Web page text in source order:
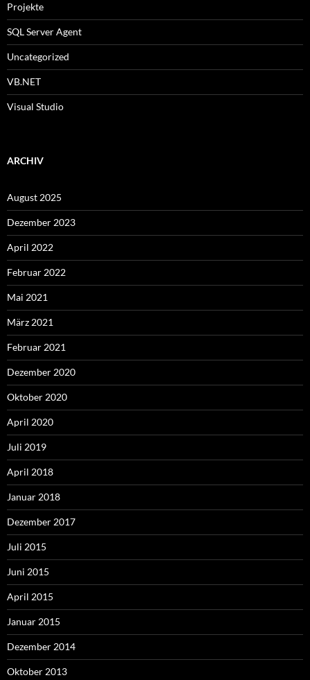
Projekte
SQL Server Agent
Uncategorized
VB.NET
Visual Studio
ARCHIV
August 2025
Dezember 2023
April 2022
Februar 2022
Mai 2021
März 2021
Februar 2021
Dezember 2020
Oktober 2020
April 2020
Juli 2019
April 2018
Januar 2018
Dezember 2017
Juli 2015
Juni 2015
April 2015
Januar 2015
Dezember 2014
Oktober 2013